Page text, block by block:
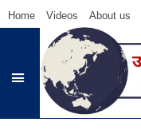
Home Videos About us